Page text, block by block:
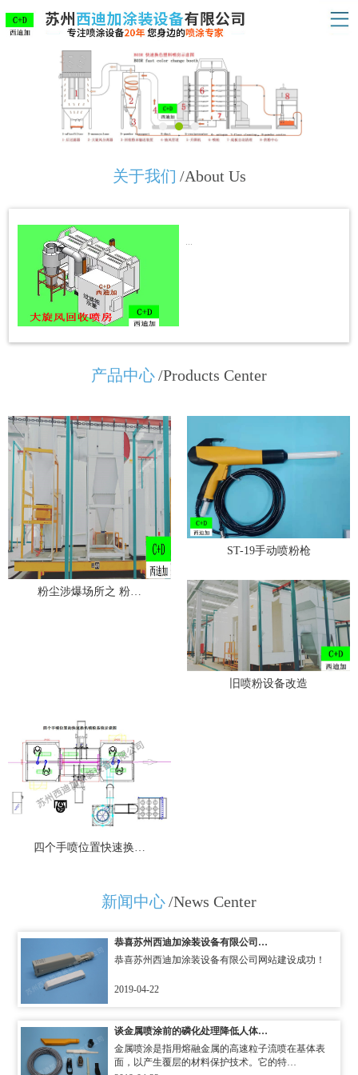
关于我们 /About Us
...
产品中心/Products Center
粉尘涉爆场所之 粉…
ST-19手动喷粉枪
旧喷粉设备改造
四个手喷位置快速换…
新闻中心/News Center
恭喜苏州西迪加涂装设备有限公司…
恭喜苏州西迪加涂装设备有限公司网站建设成功！
2019-04-22
谈金属喷涂前的磷化处理降低人体…
金属喷涂是指用熔融金属的高速粒子流喷在基体表
面，以产生覆层的材料保护技术。它的特…